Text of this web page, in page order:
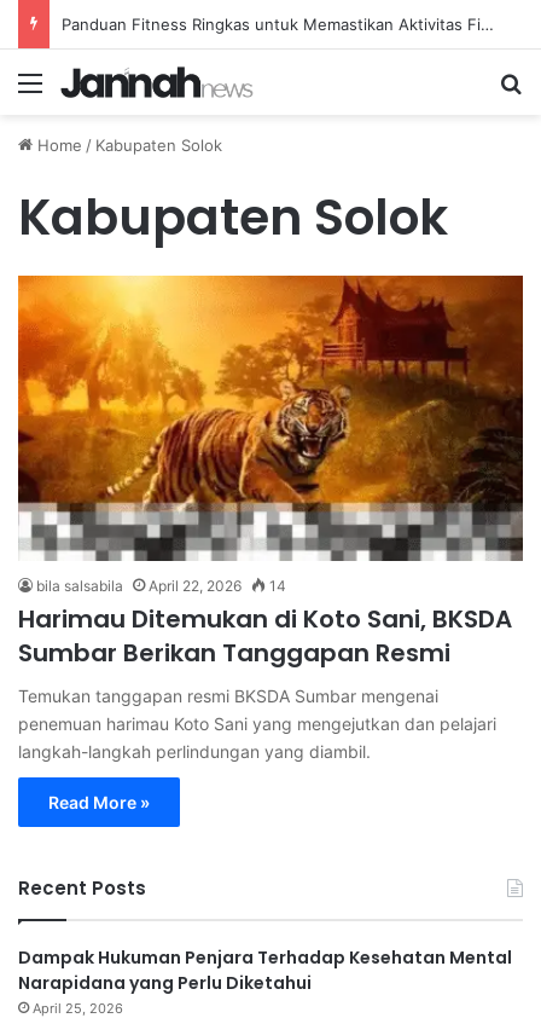
Panduan Fitness Ringkas untuk Memastikan Aktivitas Fisik Anda Tetap Konsisten
Menu
Home / Kabupaten Solok
Kabupaten Solok
bila salsabila April 22, 2026 14
Harimau Ditemukan di Koto Sani, BKSDA
Sumbar Berikan Tanggapan Resmi
Temukan tanggapan resmi BKSDA Sumbar mengenai
penemuan harimau Koto Sani yang mengejutkan dan pelajari
langkah-langkah perlindungan yang diambil.
Read More »
Recent Posts
Dampak Hukuman Penjara Terhadap Kesehatan Mental
Narapidana yang Perlu Diketahui
April 25, 2026